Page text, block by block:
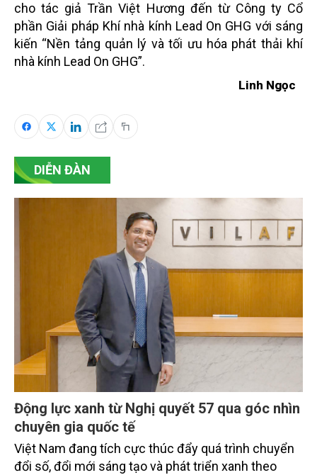
cho tác giả Trần Việt Hương đến từ Công ty Cổ
phần Giải pháp Khí nhà kính Lead On GHG với sáng
kiến “Nền tảng quản lý và tối ưu hóa phát thải khí
nhà kính Lead On GHG”.
Linh Ngọc
DIỄN ĐÀN
Động lực xanh từ Nghị quyết 57 qua góc nhìn
chuyên gia quốc tế
Việt Nam đang tích cực thúc đẩy quá trình chuyển
đổi số, đổi mới sáng tạo và phát triển xanh theo